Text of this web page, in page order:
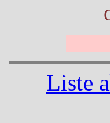
Liste